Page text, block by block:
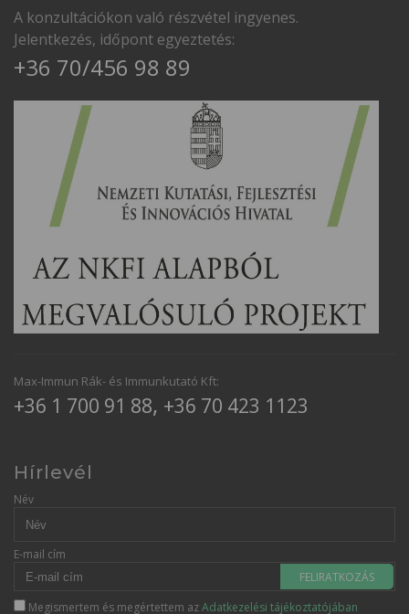
A konzultációkon való részvétel ingyenes.
Jelentkezés, időpont egyeztetés:
+36 70/456 98 89
Max-Immun Rák- és Immunkutató Kft:
+36 1 700 91 88, +36 70 423 1123
Hírlevél
Név
E-mail cím
FELIRATKOZÁS
Megismertem és megértettem azAdatkezelési tájékoztatójában